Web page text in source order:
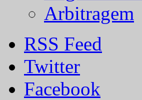
Arbitragem
RSS Feed
Twitter
Facebook